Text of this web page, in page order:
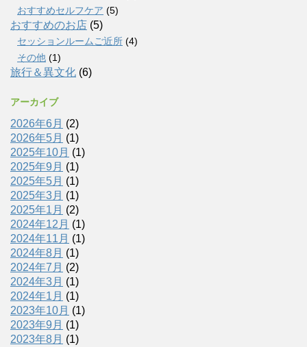
おすすめセルフケア (5)
おすすめのお店 (5)
セッションルームご近所 (4)
その他 (1)
旅行＆異文化 (6)
アーカイブ
2026年6月 (2)
2026年5月 (1)
2025年10月 (1)
2025年9月 (1)
2025年5月 (1)
2025年3月 (1)
2025年1月 (2)
2024年12月 (1)
2024年11月 (1)
2024年8月 (1)
2024年7月 (2)
2024年3月 (1)
2024年1月 (1)
2023年10月 (1)
2023年9月 (1)
2023年8月 (1)